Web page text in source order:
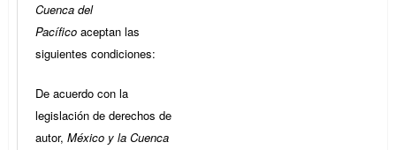
Cuenca del
Pacífico aceptan las
siguientes condiciones:
De acuerdo con la
legislación de derechos de
autor, México y la Cuenca